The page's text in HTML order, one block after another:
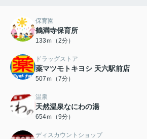
保育園
鶴満寺保育所
133ｍ（2分）
ドラッグストア
薬マツモトキヨシ 天六駅前店
507ｍ（7分）
温泉
天然温泉なにわの湯
654ｍ（9分）
ディスカウントショップ